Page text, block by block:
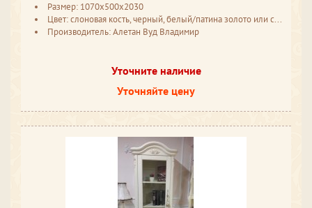
Размер: 1070x500x2030
Цвет: слоновая кость, черный, белый/патина золото или серебро
Производитель: Алетан Вуд Владимир
Уточните наличие
Уточняйте цену